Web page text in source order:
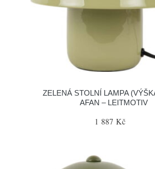
ZELENÁ STOLNÍ LAMPA
AFAN – LEITMOTIV
1 887 Kč